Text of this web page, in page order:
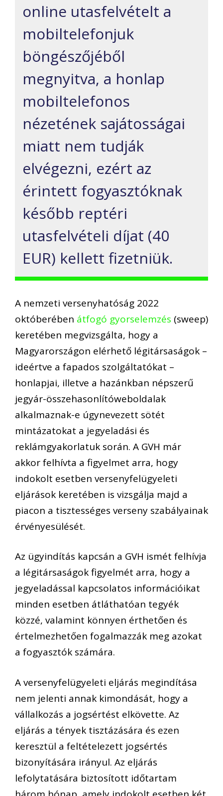
online utasfelvételt a
mobiltelefonjuk
böngészőjéből
megnyitva, a honlap
mobiltelefonos
nézetének sajátosságai
miatt nem tudják
elvégezni, ezért az
érintett fogyasztóknak
később reptéri
utasfelvételi díjat (40
EUR) kellett fizetniük.
A nemzeti versenyhatóság 2022
októberében átfogó gyorselemzés (sweep)
keretében megvizsgálta, hogy a
Magyarországon elérhető légitársaságok –
ideértve a fapados szolgáltatókat –
honlapjai, illetve a hazánkban népszerű
jegyár-összehasonlítóweboldalak
alkalmaznak-e úgynevezett sötét
mintázatokat a jegyeladási és
reklámgyakorlatuk során. A GVH már
akkor felhívta a figyelmet arra, hogy
indokolt esetben versenyfelügyeleti
eljárások keretében is vizsgálja majd a
piacon a tisztességes verseny szabályainak
érvényesülését.
Az ügyindítás kapcsán a GVH ismét felhívja
a légitársaságok figyelmét arra, hogy a
jegyeladással kapcsolatos információikat
minden esetben átláthatóan tegyék
közzé, valamint könnyen érthetően és
értelmezhetően fogalmazzák meg azokat
a fogyasztók számára.
A versenyfelügyeleti eljárás megindítása
nem jelenti annak kimondását, hogy a
vállalkozás a jogsértést elkövette. Az
eljárás a tények tisztázására és ezen
keresztül a feltételezett jogsértés
bizonyítására irányul. Az eljárás
lefolytatására biztosított időtartam